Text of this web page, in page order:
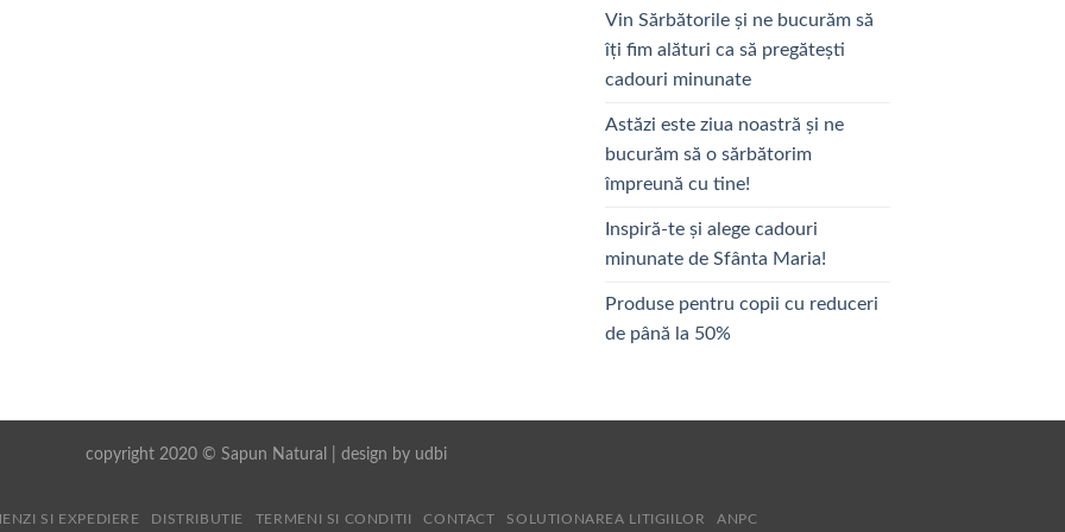
Vin Sărbătorile și ne bucurăm să
îți fim alături ca să pregătești
cadouri minunate
Astăzi este ziua noastră și ne
bucurăm să o sărbătorim
împreună cu tine!
Inspiră-te și alege cadouri
minunate de Sfânta Maria!
Produse pentru copii cu reduceri
de până la 50%
copyright 2020 © Sapun Natural | design by udbi
SI EXPEDIERE DISTRIBUTIE TERMENI SI CONDITII CONTACT SOLUTIONAREA LITIGIILOR ANPC